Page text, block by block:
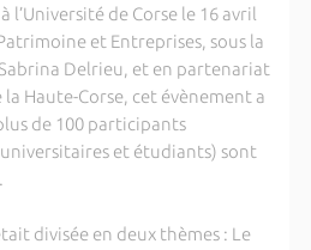
l’Université de Corse le 16 avril
et Entreprises, sous la
Delrieu, et en partenariat
la Haute-Corse, cet évènement a
de 100 participants
et étudiants) sont
divisée en deux thèmes : Le